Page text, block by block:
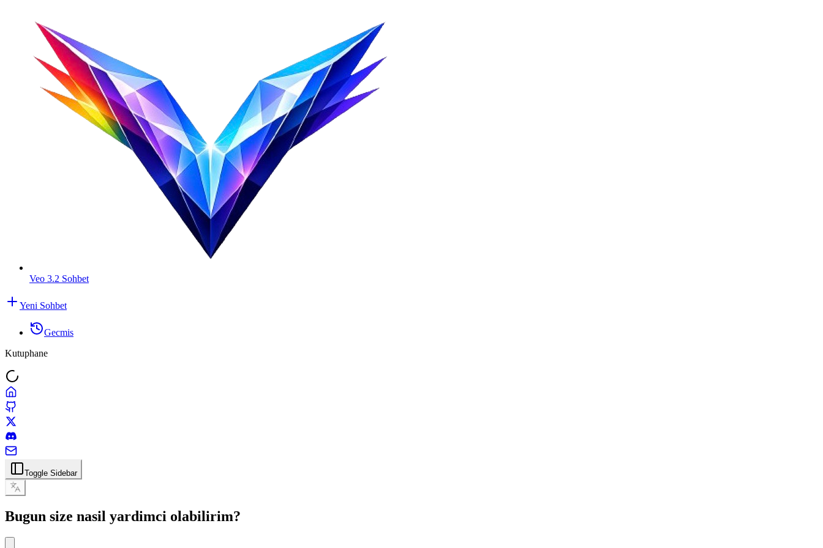
Veo 3.2 Sohbet
Yeni Sohbet
Gecmis
Kutuphane
Toggle Sidebar
Bugun size nasil yardimci olabilirim?